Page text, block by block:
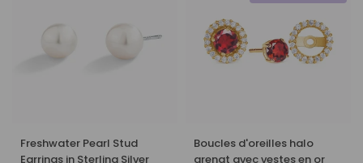
Freshwater Pearl Stud
Earrings in Sterling Silver
Boucles d'oreilles halo
grenat avec vestes en or